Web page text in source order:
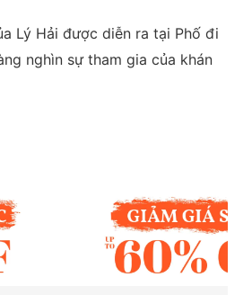
Lý Hải được diễn ra tại Phố đi
nghìn sự tham gia của khán